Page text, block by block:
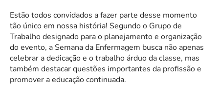
Estão todos convidados a fazer parte desse momento
tão único em nossa história! Segundo o Grupo de
Trabalho designado para o planejamento e organização
do evento, a Semana da Enfermagem busca não apenas
celebrar a dedicação e o trabalho árduo da classe, mas
também destacar questões importantes da profissão e
promover a educação continuada.